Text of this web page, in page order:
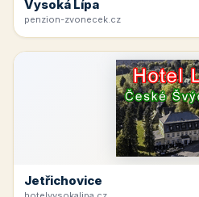
Vysoká Lípa
penzion-zvonecek.cz
Jetřichovice